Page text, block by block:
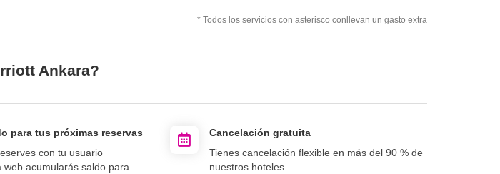
* Todos los servicios con asterisco conllevan un gasto extra
Ankara?
para tus próximas reservas
con tu usuario
web acumularás saldo para
Cancelación gratuita
Tienes cancelación flexible en más del 90 % de
nuestros hoteles.